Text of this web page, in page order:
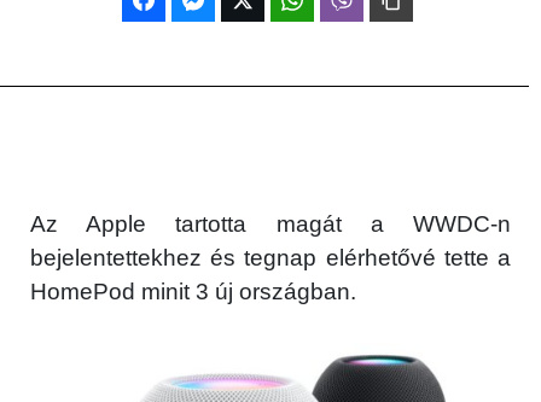
Az Apple tartotta magát a WWDC-n
bejelentettekhez és tegnap elérhetővé tette a
HomePod minit 3 új országban.